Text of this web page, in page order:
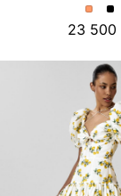
Платье
миди
из
шитья
и
Цвет
из
и
23 500